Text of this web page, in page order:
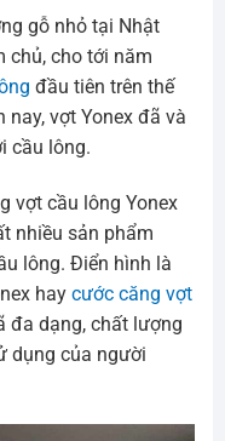
gỗ nhỏ tại Nhật
chủ, cho tới năm
đầu tiên trên thế
vợt Yonex đã và
cầu lông.
vợt cầu lông Yonex
nhiều sản phẩm
lông. Điển hình là
hay cước căng vợt
đa dạng, chất lượng
dụng của người